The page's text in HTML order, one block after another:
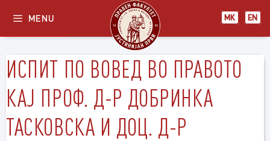
content
МК EN
MENU
ИСПИТ ПО ВОВЕД ВО ПРАВОТО
КАЈ ПРОФ. Д-Р ДОБРИНКА
ТАСКОВСКА И ДОЦ. Д-Р